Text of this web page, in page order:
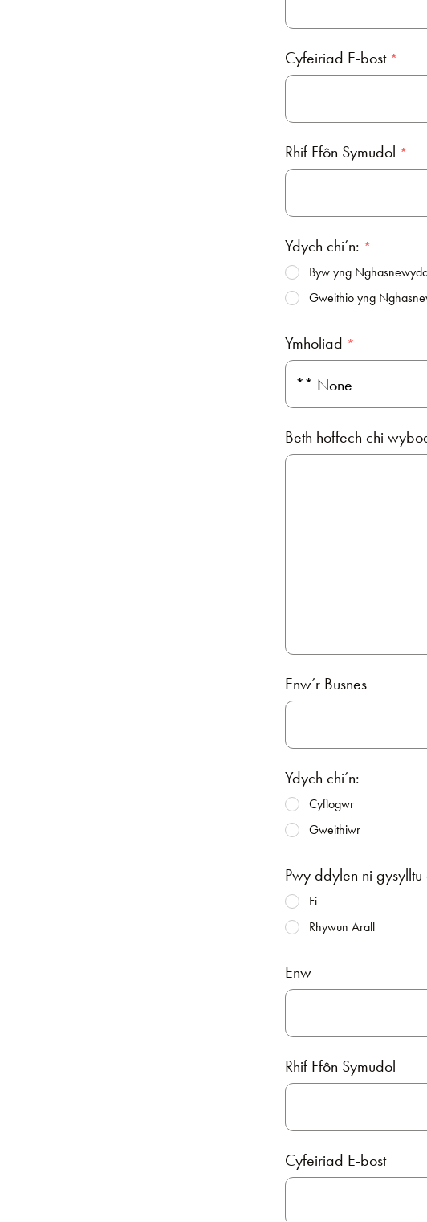
Cyfeiriad E-bost
Rhif Ffôn Symudol
Ydych chi’n:
Byw yng
Gweithio yng
Ymholiad
Beth hoffech chi
Enw’r Busnes
Ydych chi’n:
Cyflogwr
Gweithiwr
Pwy ddylen ni
Fi
Rhywun Arall
Enw
Rhif Ffôn Symudol
Cyfeiriad E-bost